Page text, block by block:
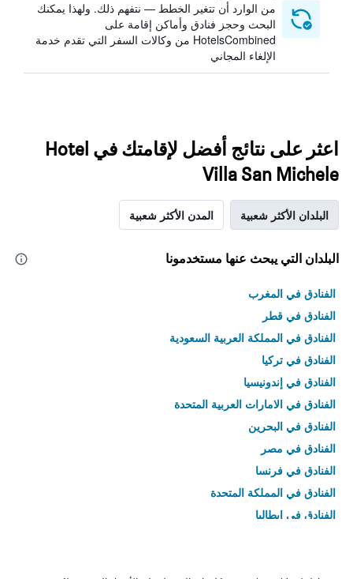
من الوارد أن تتغير الخطط — نتفهم ذلك. ولهذا يمكنك
البحث وحجز فنادق وأماكن إقامة على
HotelsCombined من وكالات السفر التي تقدم خدمة
الإلغاء المجاني
اعثر على نتائج أفضل لإقامتك في Hotel
Villa San Michele
البلدان الأكثر شعبية المدن الأكثر شعبية
البلدان التي يبحث عنها مستخدمونا
الفنادق في المغرب
الفنادق في قطر
الفنادق في المملكة العربية السعودية
الفنادق في تركيا
الفنادق في إندونيسيا
الفنادق في الامارات العربية المتحدة
الفنادق في البحرين
الفنادق في مصر
الفنادق في فرنسا
الفنادق في المملكة المتحدة
الفنادق في إيطاليا